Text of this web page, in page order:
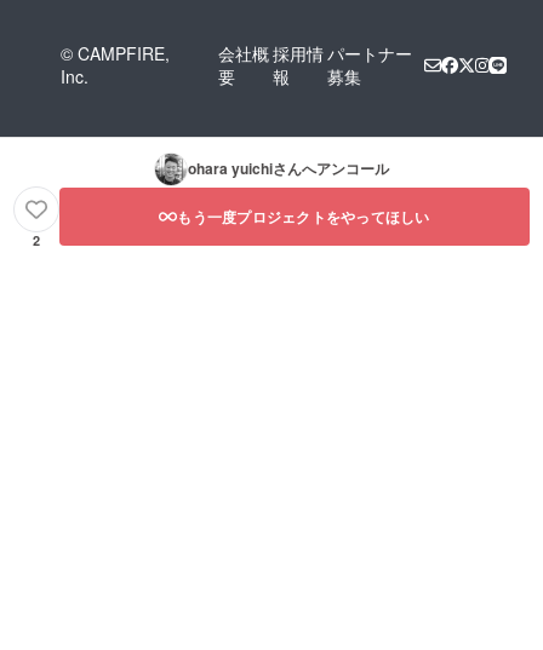
© CAMPFIRE,
Inc.
会社概
要
採用情
報
パートナー
募集
ohara yuichiさんへアンコール
2
もう一度プロジェクトをやってほしい